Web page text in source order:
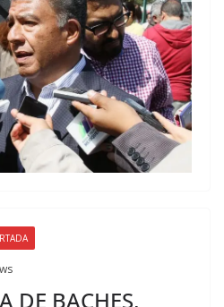
DE BACHES,